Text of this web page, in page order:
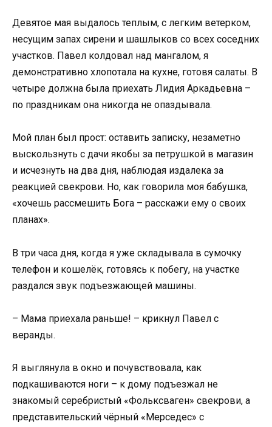
Девятое мая выдалось теплым, с легким ветерком,
несущим запах сирени и шашлыков со всех соседних
участков. Павел колдовал над мангалом, я
демонстративно хлопотала на кухне, готовя салаты. В
четыре должна была приехать Лидия Аркадьевна –
по праздникам она никогда не опаздывала.
Мой план был прост: оставить записку, незаметно
выскользнуть с дачи якобы за петрушкой в магазин
и исчезнуть на два дня, наблюдая издалека за
реакцией свекрови. Но, как говорила моя бабушка,
«хочешь рассмешить Бога – расскажи ему о своих
планах».
В три часа дня, когда я уже складывала в сумочку
телефон и кошелёк, готовясь к побегу, на участке
раздался звук подъезжающей машины.
– Мама приехала раньше! – крикнул Павел с
веранды.
Я выглянула в окно и почувствовала, как
подкашиваются ноги – к дому подъезжал не
знакомый серебристый «Фольксваген» свекрови, а
представительский чёрный «Мерседес» с